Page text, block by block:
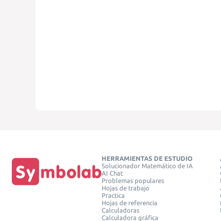
HERRAMIENTAS DE ESTUDIO
Solucionador Matemático de IA
AI Chat
Problemas populares
Hojas de trabajo
Practica
Hojas de referencia
Calculadoras
Calculadora gráfica